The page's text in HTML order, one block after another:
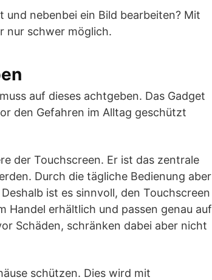
nebenbei ein Bild bearbeiten? Mit
nur schwer möglich.
auf dieses achtgeben. Das Gadget
den Gefahren im Alltag geschützt
der Touchscreen. Er ist das zentrale
Durch die tägliche Bedienung aber
ist es sinnvoll, den Touchscreen
Handel erhältlich und passen genau auf
Schäden, schränken dabei aber nicht
schützen. Dies wird mit